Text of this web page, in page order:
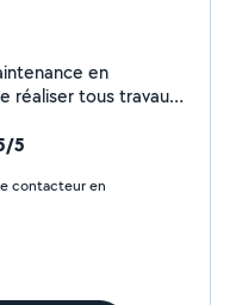
réaliser tous travaux
5
contacteur en